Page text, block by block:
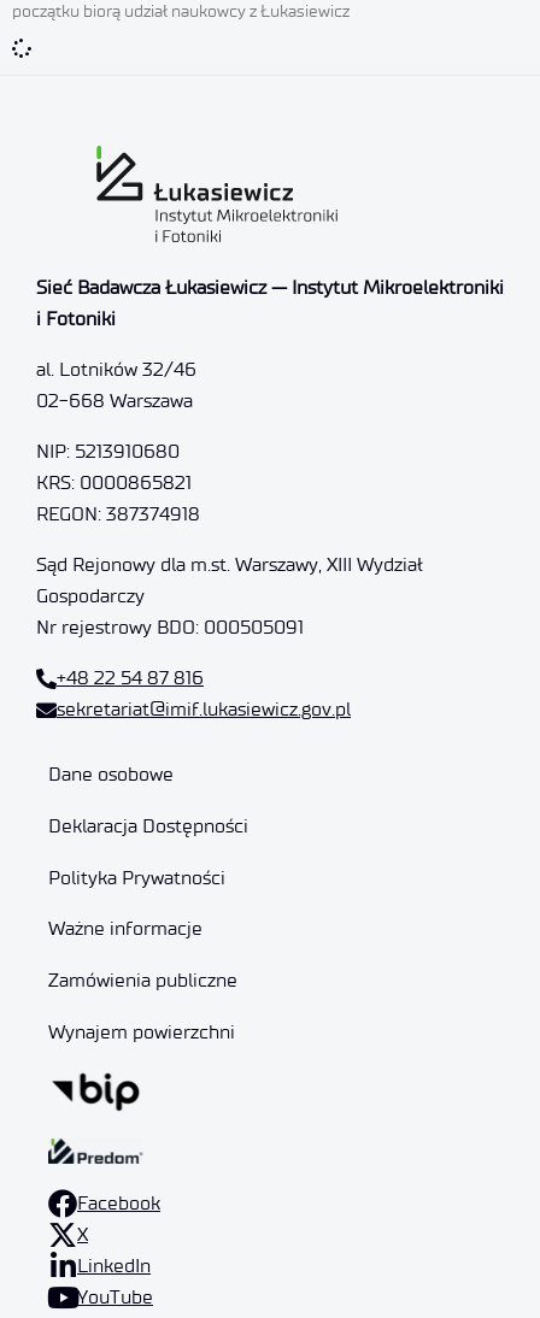
początku biorą udział naukowcy z Łukasiewicz
Sieć Badawcza Łukasiewicz — Instytut Mikroelektroniki
i Fotoniki
al. Lotników 32/46
02-668 Warszawa
NIP: 5213910680
KRS: 0000865821
REGON: 387374918
Sąd Rejonowy dla m.st. Warszawy, XIII Wydział
Gospodarczy
Nr rejestrowy BDO: 000505091
+48 22 54 87 816
sekretariat@imif.lukasiewicz.gov.pl
Dane osobowe
Deklaracja Dostępności
Polityka Prywatności
Ważne informacje
Zamówienia publiczne
Wynajem powierzchni
Facebook
X
LinkedIn
YouTube